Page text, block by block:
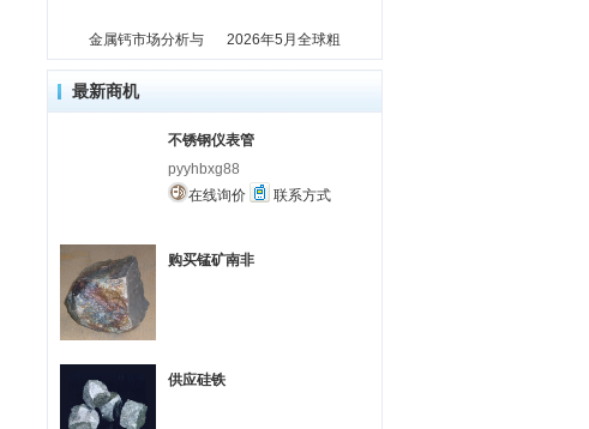
金属钙市场分析与 2026年5月全球粗
最新商机
不锈钢仪表管
pyyhbxg88
在线询价
联系方式
购买锰矿南非
供应硅铁